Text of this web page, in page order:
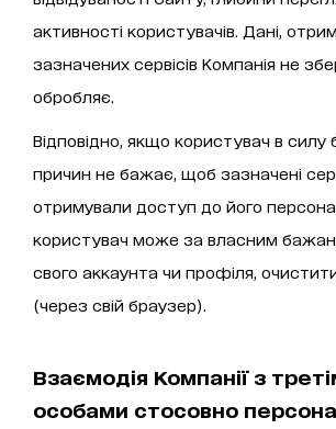
активності користувачів. Дані,
зазначених сервісів Компанія не
обробляє.
Відповідно, якщо користувач в силу
причин не бажає, щоб зазначені
отримували доступ до його
користувач може за власним
свого аккаунта чи профіля,
(через свій браузер).
Взаємодія Компанії з
особами стосовно